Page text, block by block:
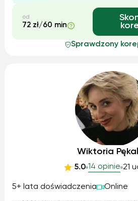
od
72 zł/60 min
Sprawdzony
Wiktoria
5.0 14 opinie 21
5+ lata doświadczenia Online